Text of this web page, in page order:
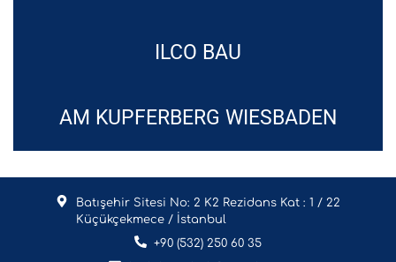
ILCO BAU
AM KUPFERBERG WIESBADEN
Batışehir Sitesi No: 2 K2 Rezidans Kat : 1 / 22
Küçükçekmece / İstanbul
+90 (532) 250 60 35